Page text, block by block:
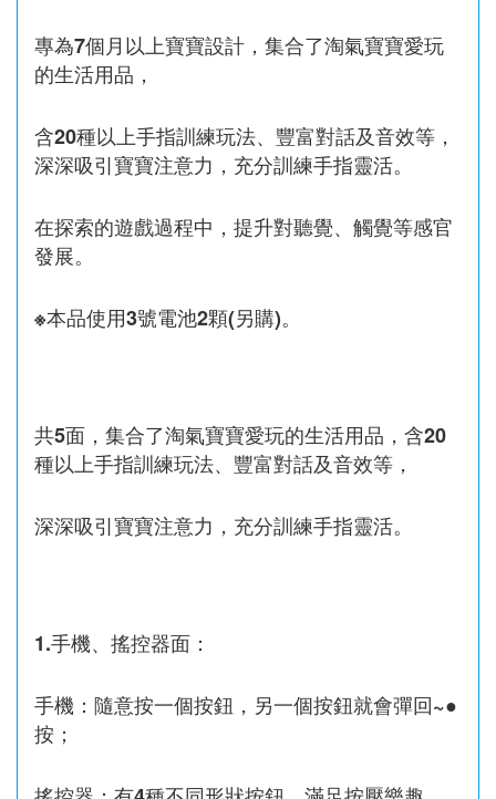
專為7個月以上寶寶設計，集合了淘氣寶寶愛玩
的生活用品，
含20種以上手指訓練玩法、豐富對話及音效等，
深深吸引寶寶注意力，充分訓練手指靈活。
在探索的遊戲過程中，提升對聽覺、觸覺等感官
發展。
※本品使用3號電池2顆(另購)。
共5面，集合了淘氣寶寶愛玩的生活用品，含20
種以上手指訓練玩法、豐富對話及音效等，
深深吸引寶寶注意力，充分訓練手指靈活。
1.手機、搖控器面：
手機：隨意按一個按鈕，另一個按鈕就會彈回~●
按；